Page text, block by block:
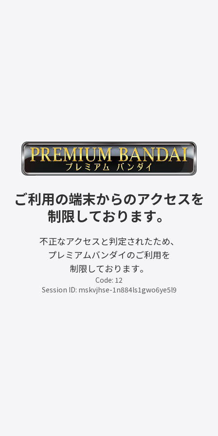
ご利用の端末からのアクセスを
制限しております。
不正なアクセスと判定されたため、
プレミアムバンダイのご利用を
制限しております。
Code: 12
Session ID: mskvjhse-1n884ls1gwo6ye5l9